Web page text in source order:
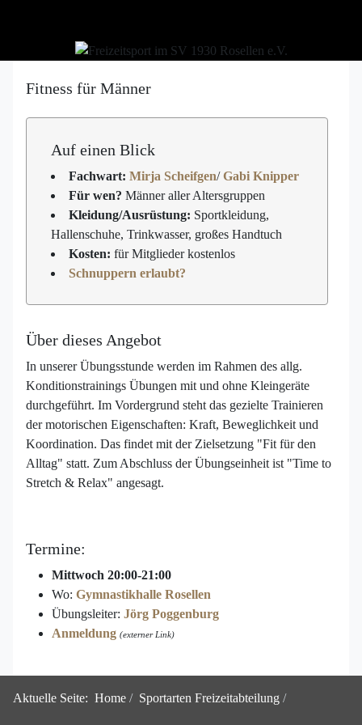
Fitness für Männer
Auf einen Blick
Fachwart: Mirja Scheifgen/Gabi Knipper
Für wen? Männer aller Altersgruppen
Kleidung/Ausrüstung: Sportkleidung,
Hallenschuhe, Trinkwasser, großes Handtuch
Kosten: für Mitglieder kostenlos
Schnuppern erlaubt?
Über dieses Angebot
In unserer Übungsstunde werden im Rahmen des allg.
Konditionstrainings Übungen mit und ohne Kleingeräte
durchgeführt. Im Vordergrund steht das gezielte Trainieren
der motorischen Eigenschaften: Kraft, Beweglichkeit und
Koordination. Das findet mit der Zielsetzung "Fit für den
Alltag" statt. Zum Abschluss der Übungseinheit ist "Time to
Stretch & Relax" angesagt.
Termine:
Mittwoch 20:00-21:00
Wo: Gymnastikhalle Rosellen
Übungsleiter: Jörg Poggenburg
Anmeldung (externer Link)
Aktuelle Seite: Home Sportarten Freizeitabteilung